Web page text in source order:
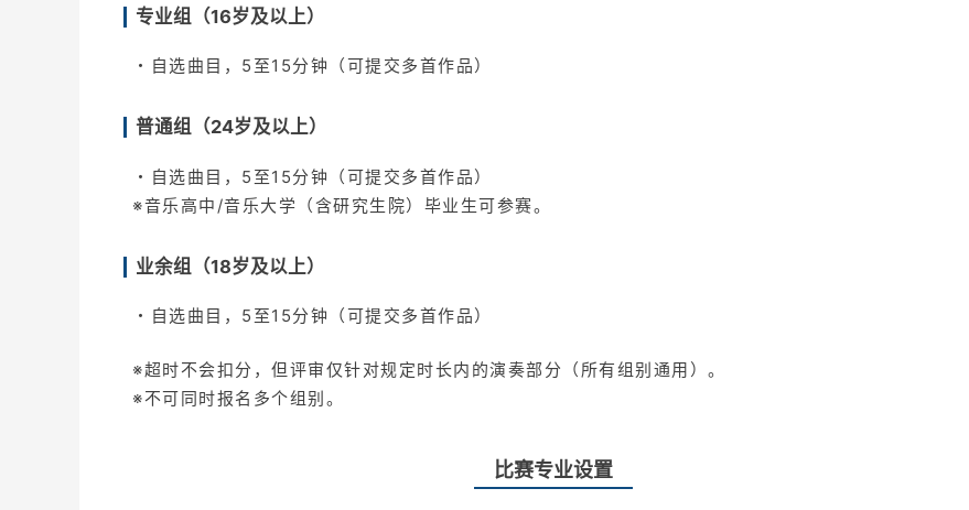
专业组（16岁及以上）
・自选曲目，5至15分钟（可提交多首作品）
普通组（24岁及以上）
・自选曲目，5至15分钟（可提交多首作品）
※音乐高中/音乐大学（含研究生院）毕业生可参赛。
业余组（18岁及以上）
・自选曲目，5至15分钟（可提交多首作品）
※超时不会扣分，但评审仅针对规定时长内的演奏部分（所有组别通用）。
※不可同时报名多个组别。
比赛专业设置